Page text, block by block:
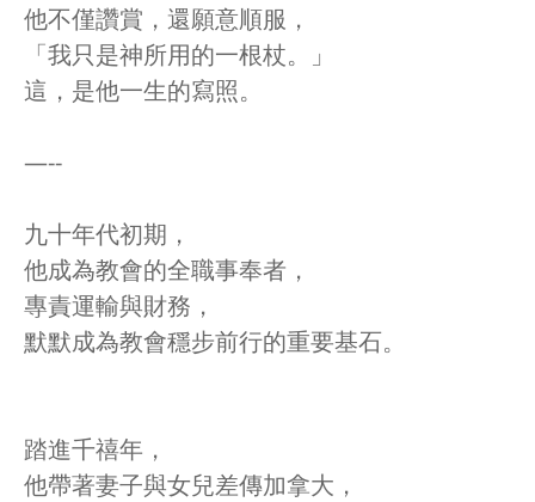
他不僅讚賞，還願意順服，
「我只是神所用的一根杖。」
這，是他一生的寫照。
—--
九十年代初期，
他成為教會的全職事奉者，
專責運輸與財務，
默默成為教會穩步前行的重要基石。
踏進千禧年，
他帶著妻子與女兒差傳加拿大，